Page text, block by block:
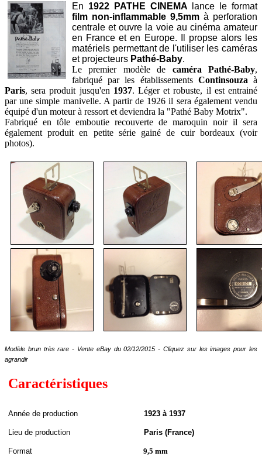
En 1922 PATHE CINEMA lance le format
film non-inflammable 9,5mm à perforation
centrale et ouvre la voie au cinéma amateur
en France et en Europe. Il propse alors les
matériels permettant de l'utiliser les caméras
et projecteurs Pathé-Baby.
Le premier modèle de caméra Pathé-Baby,
fabriqué par les établissements Continsouza à
Paris, sera produit jusqu'en 1937. Léger et robuste, il est entrainé
par une simple manivelle. A partir de 1926 il sera également vendu
équipé d'un moteur à ressort et deviendra la "Pathé Baby Motrix".
Fabriqué en tôle emboutie recouverte de maroquin noir il sera
également produit en petite série gainé de cuir bordeaux (voir
photos).
Modèle brun très rare - Vente eBay du 02/12/2015 - Cliquez sur les images pour les
agrandir
Caractéristiques
Année de production 1923 à 1937
Lieu de production Paris (France)
Format 9,5 mm